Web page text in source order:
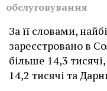
обслуговування
За її словами,
зареєстровано в
більше 14,3
14,2 тисячі та